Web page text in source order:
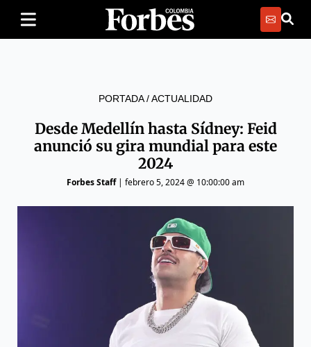
PORTADA/ACTUALIDAD
Desde Medellín hasta Sídney: Feid
anunció su gira mundial para este
2024
Forbes Staff| febrero 5, 2024 @ 10:00:00 am